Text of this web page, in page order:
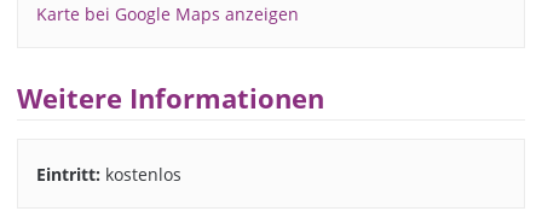
Karte bei Google Maps anzeigen
Weitere Informationen
Eintritt: kostenlos